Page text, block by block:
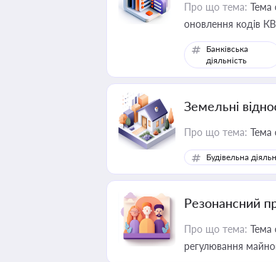
Про що тема: Тема
оновлення кодів
Банківська
діяльність
Земельні
Про що тема: Тема
Будівельна
Резонансний
Про що тема: Тема
регулювання